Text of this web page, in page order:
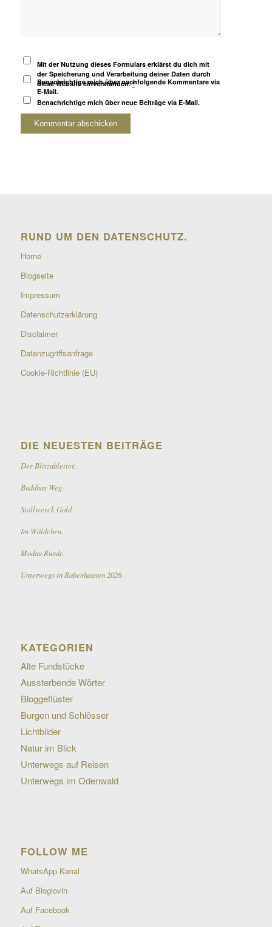
Mit der Nutzung dieses Formulars erklärst du dich mit
der Speicherung und Verarbeitung deiner Daten durch
diese Website einverstanden.*
Benachrichtige mich über nachfolgende Kommentare via
E-Mail.
Benachrichtige mich über neue Beiträge via E-Mail.
RUND UM DEN DATENSCHUTZ.
Home
Blogseite
Impressum
Datenschutzerklärung
Disclaimer
Datenzugriffsanfrage
Cookie-Richtlinie (EU)
DIE NEUESTEN BEITRÄGE
Der Blitzableiter.
Buddhas Weg.
Stollwerck Gold
Im Wäldchen.
Modau Runde.
Unterwegs in Babenhausen 2026
KATEGORIEN
Alte Fundstücke
Aussterbende Wörter
Bloggeflüster
Burgen und Schlösser
Lichtbilder
Natur im Blick
Unterwegs auf Reisen
Unterwegs im Odenwald
FOLLOW ME
WhatsApp Kanal
Auf Bloglovin
Auf Facebook